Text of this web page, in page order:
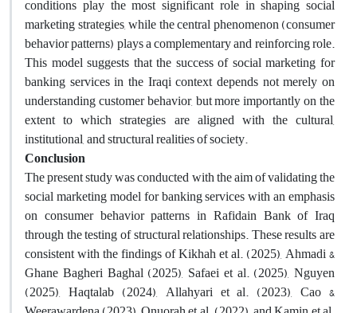
conditions play the most significant role in shaping social
marketing strategies, while the central phenomenon (consumer
behavior patterns) plays a complementary and reinforcing role.
This model suggests that the success of social marketing for
banking services in the Iraqi context depends not merely on
understanding customer behavior, but more importantly on the
extent to which strategies are aligned with the cultural,
institutional, and structural realities of society.
Conclusion
The present study was conducted with the aim of validating the
social marketing model for banking services with an emphasis
on consumer behavior patterns in Rafidain Bank of Iraq
through the testing of structural relationships. These results are
consistent with the findings of Kikhah et al. (2025), Ahmadi &
Ghane Bagheri Baghal (2025), Safaei et al. (2025), Nguyen
(2025), Haqtalab (2024), Allahyari et al. (2023), Cao &